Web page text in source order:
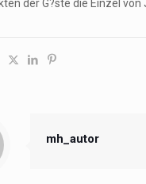
der G?ste die Einzel
mh_autor